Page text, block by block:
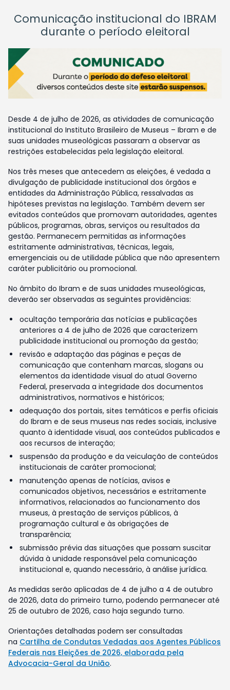
Comunicação institucional do IBRAM
durante o período eleitoral
Desde 4 de julho de 2026, as atividades de comunicação
institucional do Instituto Brasileiro de Museus – Ibram e de
suas unidades museológicas passaram a observar as
restrições estabelecidas pela legislação eleitoral.
Nos três meses que antecedem as eleições, é vedada a
divulgação de publicidade institucional dos órgãos e
entidades da Administração Pública, ressalvadas as
hipóteses previstas na legislação. Também devem ser
evitados conteúdos que promovam autoridades, agentes
públicos, programas, obras, serviços ou resultados da
gestão. Permanecem permitidas as informações
estritamente administrativas, técnicas, legais,
emergenciais ou de utilidade pública que não apresentem
caráter publicitário ou promocional.
No âmbito do Ibram e de suas unidades museológicas,
deverão ser observadas as seguintes providências:
ocultação temporária das notícias e publicações
anteriores a 4 de julho de 2026 que caracterizem
publicidade institucional ou promoção da gestão;
revisão e adaptação das páginas e peças de
comunicação que contenham marcas, slogans ou
elementos da identidade visual do atual Governo
Federal, preservada a integridade dos documentos
administrativos, normativos e históricos;
adequação dos portais, sites temáticos e perfis oficiais
do Ibram e de seus museus nas redes sociais, inclusive
quanto à identidade visual, aos conteúdos publicados e
aos recursos de interação;
suspensão da produção e da veiculação de conteúdos
institucionais de caráter promocional;
manutenção apenas de notícias, avisos e
comunicados objetivos, necessários e estritamente
informativos, relacionados ao funcionamento dos
museus, à prestação de serviços públicos, à
programação cultural e às obrigações de
transparência;
submissão prévia das situações que possam suscitar
dúvida à unidade responsável pela comunicação
institucional e, quando necessário, à análise jurídica.
As medidas serão aplicadas de 4 de julho a 4 de outubro
de 2026, data do primeiro turno, podendo permanecer até
25 de outubro de 2026, caso haja segundo turno.
Orientações detalhadas podem ser consultadas
na Cartilha de Condutas Vedadas aos Agentes Públicos
Federais nas Eleições de 2026, elaborada pela
Advocacia-Geral da União.